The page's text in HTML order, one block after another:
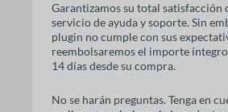
Garantizamos su total satisfacción
servicio de ayuda y soporte. Sin
plugin no cumple con sus
reembolsaremos el importe
14 días desde su compra.
No se harán preguntas. Tenga en